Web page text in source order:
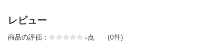
レビュー
商品の評価： -点 (0件)